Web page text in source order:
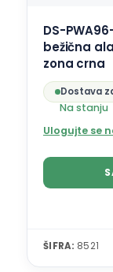
DS-
bežična
zona crna
Dostava
Na stanju
Ulogujte se
ŠIFRA: 8521